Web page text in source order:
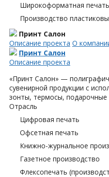
Широкоформатная печать
Производство
Принт Салон
Описание проекта О
Принт Салон
Описание проекта
«Принт Салон» —
сувенирной продукции с
зонты, термосы,
Отрасль
Цифровая печать
Офсетная печать
Книжно-журнальное
Газетное производство
Флексопечать